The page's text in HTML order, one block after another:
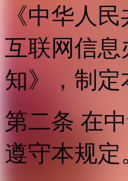
《中华人
互联网信
知》，制定
第二条 在
遵守本规定